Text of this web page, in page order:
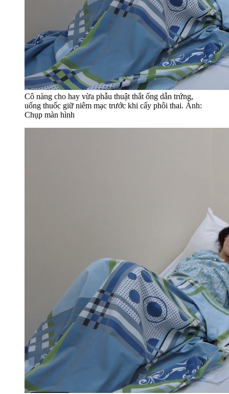
Cô nàng cho hay vừa phẫu thuật thắt ống dẫn trứng,
uống thuốc giữ niêm mạc trước khi cấy phôi thai. Ảnh:
Chụp màn hình